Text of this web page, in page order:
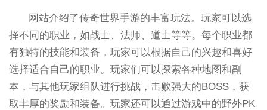
网站介绍了传奇世界手游的丰富玩法。玩家可以选
择不同的职业，如战士、法师、道士等等。每个职业都
有独特的技能和装备，玩家可以根据自己的兴趣和喜好
选择适合自己的职业。玩家们可以探索各种地图和副
本，与其他玩家组队进行挑战，击败强大的BOSS，获
取丰厚的奖励和装备。玩家还可以通过游戏中的野外PK